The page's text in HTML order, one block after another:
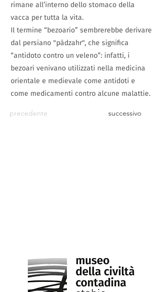
rimane all’interno dello stomaco della
vacca per tutta la vita.
Il termine “bezoario” sembrerebbe derivare
dal persiano "pādzahr", che significa
“antidoto contro un veleno”: infatti, i
bezoari venivano utilizzati nella medicina
orientale e medievale come antidoti e
come medicamenti contro alcune malattie.
precedente successivo